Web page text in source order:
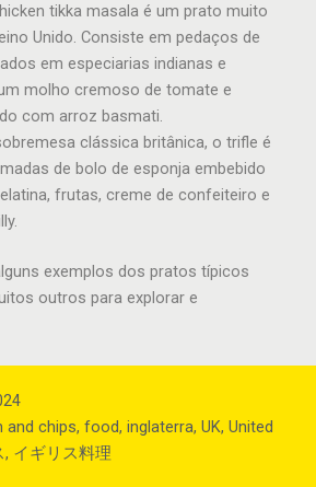
tikka masala é um prato muito
Unido. Consiste em pedaços de
em especiarias indianas e
molho cremoso de tomate e
com arroz basmati.
clássica britânica, o trifle é
de bolo de esponja embebido
frutas, creme de confeiteiro e
exemplos dos pratos típicos
outros para explorar e
and chips, food, inglaterra, UK, United
, イギリス料理